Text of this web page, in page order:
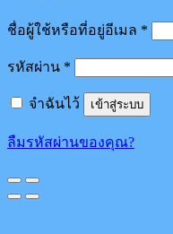
ชื่อผู้ใช้หรือที่อยู่อีเมล *
รหัสผ่าน *
จำฉันไว้ เข้าสู่ระบบ
ลืมรหัสผ่านของคุณ?